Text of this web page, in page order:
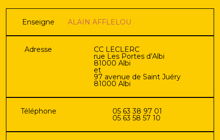
Enseigne ALAIN AFFLELOU
Adresse CC LECLERC
rue Les Portes d’Albi
81000 Albi
et
97 avenue de Saint Juéry
81000 Albi
Téléphone 05 63 38 97 01
05 63 58 57 10